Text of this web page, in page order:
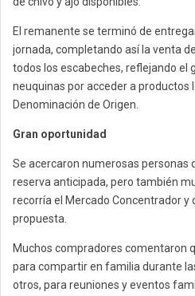
El remanente se terminó de
jornada, completando así la venta
todos los escabeches, reflejando el
neuquinas por acceder a productos
Denominación de Origen.
Gran oportunidad
Se acercaron numerosas personas
reserva anticipada, pero también
recorría el Mercado Concentrador y
propuesta.
Muchos compradores comentaron
para compartir en familia durante
otros, para reuniones y eventos